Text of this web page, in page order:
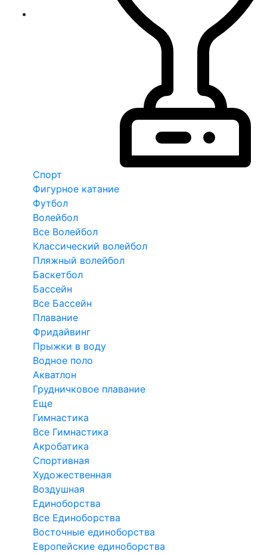
Спорт
Фигурное катание
Футбол
Волейбол
Все Волейбол
Классический волейбол
Пляжный волейбол
Баскетбол
Бассейн
Все Бассейн
Плавание
Фридайвинг
Прыжки в воду
Водное поло
Акватлон
Грудничковое плавание
Еще
Гимнастика
Все Гимнастика
Акробатика
Спортивная
Художественная
Воздушная
Единоборства
Все Единоборства
Восточные единоборства
Европейские единоборства